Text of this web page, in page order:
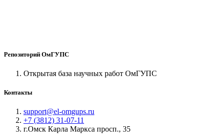
Репозиторий ОмГУПС
Открытая база научных работ ОмГУПС
Контакты
support@el-omgups.ru
+7 (3812) 31-07-11
г.Омск Карла Маркса просп., 35